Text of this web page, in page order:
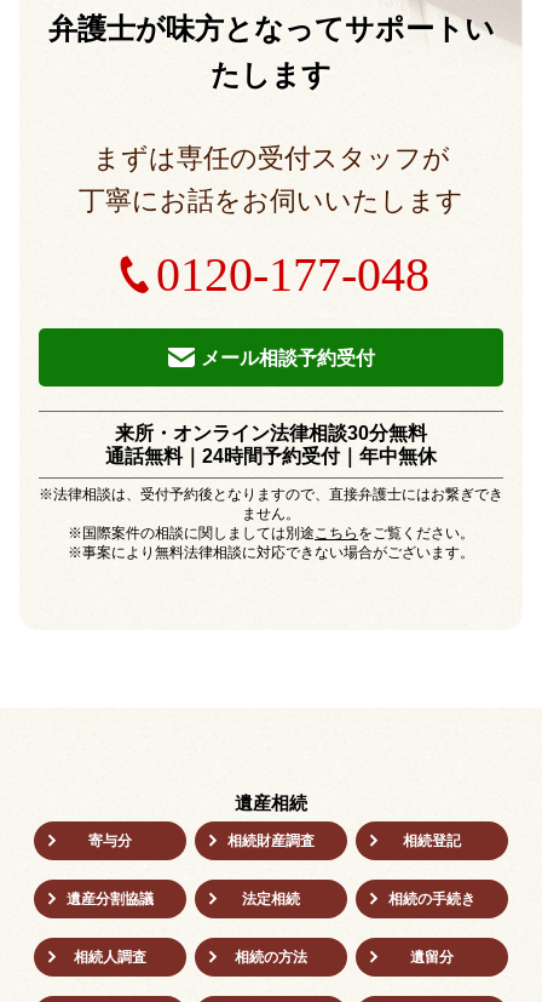
弁護士が味方となってサポートい
たします
まずは専任の受付スタッフが
丁寧にお話をお伺いいたします
0120-177-048
メール相談予約受付
来所・オンライン法律相談30分無料
通話無料｜24時間予約受付｜年中無休
※法律相談は、受付予約後となりますので、直接弁護士にはお繋ぎでき
ません。
※国際案件の相談に関しましては別途こちら をご覧ください。
※事案により無料法律相談に対応できない場合がございます。
遺産相続
寄与分 相続財産調査 相続登記
遺産分割協議 法定相続 相続の⼿続き
相続人調査 相続の方法 遺留分